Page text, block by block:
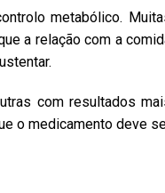
metabólico.
a relação com a
com resultados
o medicamento deve